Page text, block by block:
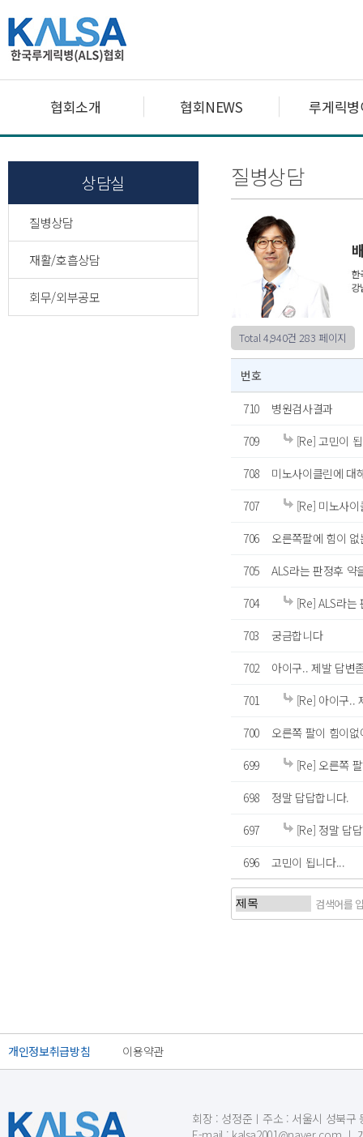
협회소개 협회NEWS 루게릭
상담실
질병상담
재활/호흡상담
회무/외부공모
질병상담
Total 4,940건 283 페이지
번호
710
병원검사결과
709
[Re] 고민이
708
미노사이클린에 대
707
[Re] 미노사
706
오른쪽팔에 힘이
705
ALS라는 판정후 약
704
[Re] ALS라는
703
궁금합니다
702
아이구.. 제발 답변
701
[Re] 아이구..
700
오른쪽 팔이 힘이없
699
[Re] 오른쪽
698
정말 답답합니다.
697
[Re] 정말 답
696
고민이 됩니다...
개인정보취급방침 이용약관
회장 : 성정준ㅣ주소 : 서울시 성북구